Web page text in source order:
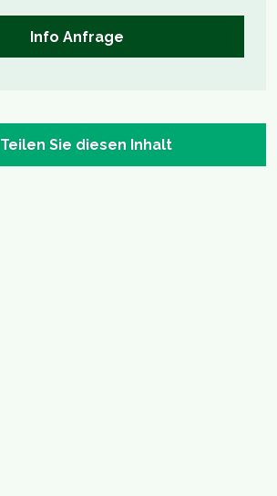
Info Anfrage
Teilen Sie diesen Inhalt